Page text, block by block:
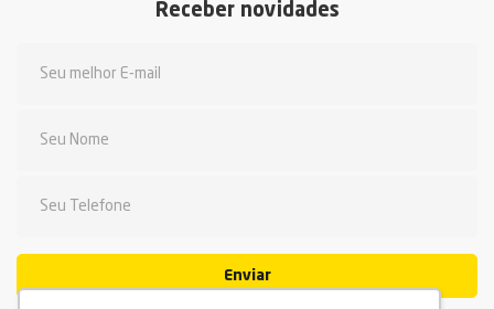
Receber novidades
Enviar